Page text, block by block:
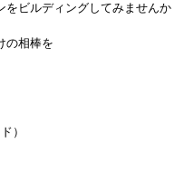
をビルディングしてみませんか
の相棒を
）